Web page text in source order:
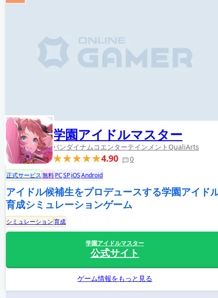
学園アイドルマスター
バンダイナムコエンターテインメント QualiArts
4.90 0
正式サービス無料PCSPiOSAndroid
アイドル候補生をプロデュースする学園アイド
育成シミュレーションゲーム
シミュレーション育成
学園アイドルマスター
公式サイト
ゲーム情報をもっと見る